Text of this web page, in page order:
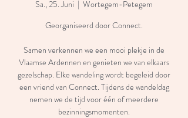
Sa., 25. Juni
  |
Wortegem-Petegem
Georganiseerd door Connect.
Samen verkennen we een mooi plekje in de
Vlaamse Ardennen en genieten we van elkaars
gezelschap. Elke wandeling wordt begeleid door
een vriend van Connect. Tijdens de wandeldag
nemen we de tijd voor één of meerdere
bezinningsmomenten.